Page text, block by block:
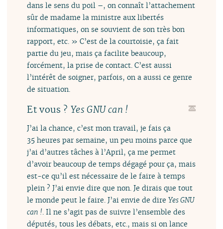
dans le sens du poil –, on connaît l’attachement
sûr de madame la ministre aux libertés
informatiques, on se souvient de son très bon
rapport, etc. » C’est de la courtoisie, ça fait
partie du jeu, mais ça facilite beaucoup,
forcément, la prise de contact. C’est aussi
l’intérêt de soigner, parfois, on a aussi ce genre
de situation.
Et vous ? Yes GNU can !
J’ai la chance, c’est mon travail, je fais ça
35 heures par semaine, un peu moins parce que
j’ai d’autres tâches à l’April, ça me permet
d’avoir beaucoup de temps dégagé pour ça, mais
est-ce qu’il est nécessaire de le faire à temps
plein ? J’ai envie dire que non. Je dirais que tout
le monde peut le faire. J’ai envie de direYes GNU
can ! . Il ne s’agit pas de suivre l’ensemble des
députés, tous les débats, etc., mais si on lance